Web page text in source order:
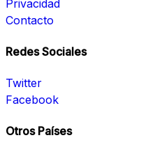
Privacidad
Contacto
Redes Sociales
Twitter
Facebook
Otros Países